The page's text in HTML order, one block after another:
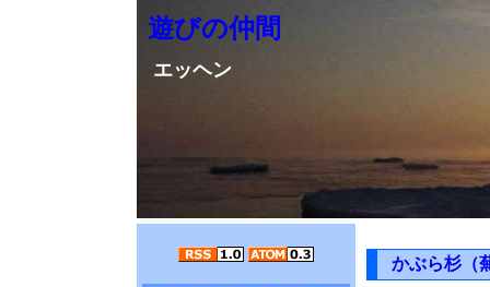
遊びの仲間
エッヘン
かぶら杉（